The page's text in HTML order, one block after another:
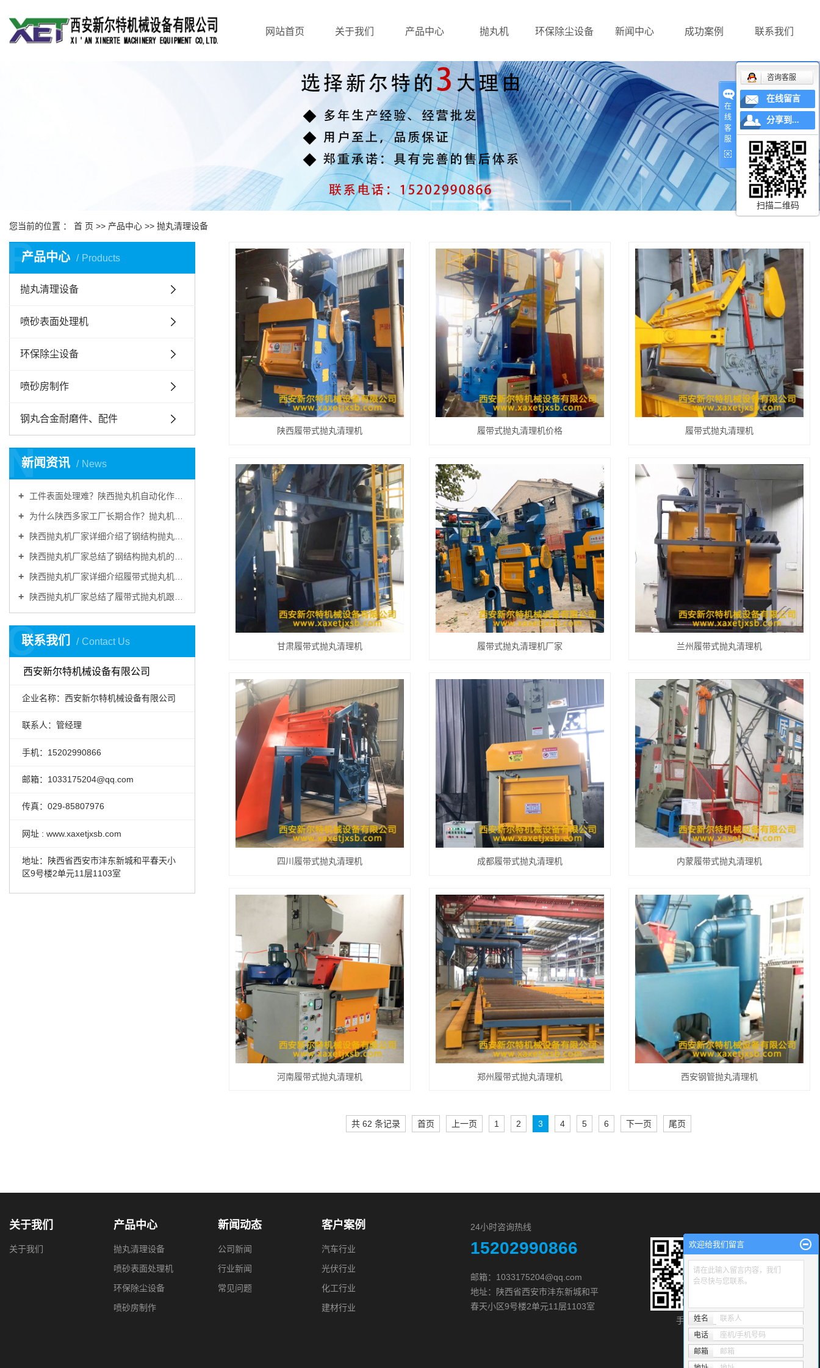
网站首页 关于我们 产品中心 抛丸机 环保除尘设备 新闻中心 成功案例 联系我们
您当前的位置 ： 首 页 >> 产品中心 >> 抛丸清理设备
产品中心 Products
P
抛丸清理设备
喷砂表面处理机
环保除尘设备
喷砂房制作
钢丸合金耐磨件、配件
新闻资讯 News
N
工件表面处理难？陕西抛丸机自动化作业，提升工件品质
为什么陕西多家工厂长期合作？抛丸机耐用稳定、售后靠谱
陕西抛丸机厂家详细介绍了钢结构抛丸机的结构装置
陕西抛丸机厂家总结了钢结构抛丸机的主要特点
陕西抛丸机厂家详细介绍履带式抛丸机由哪些部分组成
陕西抛丸机厂家总结了履带式抛丸机跟别的抛丸机做金属表面清理的优势
联系我们 Contact Us
C
西安新尔特机械设备有限公司
企业名称：西安新尔特机械设备有限公司
联系人：管经理
手机：15202990866
邮箱：1033175204@qq.com
传真：029-85807976
网址 : www.xaxetjxsb.com
地址：陕西省西安市沣东新城和平春天小
区9号楼2单元11层1103室
陕西履带式抛丸清理机 履带式抛丸清理机价格 履带式抛丸清理机
甘肃履带式抛丸清理机 履带式抛丸清理机厂家 兰州履带式抛丸清理机
四川履带式抛丸清理机 成都履带式抛丸清理机 内蒙履带式抛丸清理机
河南履带式抛丸清理机 郑州履带式抛丸清理机 西安钢管抛丸清理机
共 62 条记录 首页 上一页 1 2 3 4 5 6 下一页 尾页
关于我们
关于我们
产品中心
抛丸清理设备
喷砂表面处理机
环保除尘设备
喷砂房制作
新闻动态
公司新闻
行业新闻
常见问题
客户案例
汽车行业
光伏行业
化工行业
建材行业
24小时咨询热线
15202990866
邮箱：1033175204@qq.com
地址：陕西省西安市沣东新城和平
春天小区9号楼2单元11层1103室
手机官网
关注我们
在
线
客
服
咨询客服
在线留言
分享到...
扫描二维码
欢迎给我们留言
请在此输入留言内容，我们
会尽快与您联系。
姓名
联系人
电话
座机/手机号码
邮箱
邮箱